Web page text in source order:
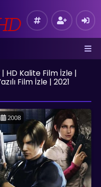
HD Kalite Film İzle |
Film İzle | 2021
2008